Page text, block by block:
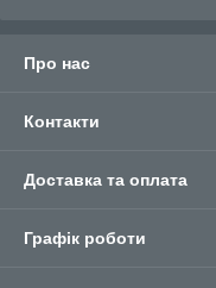
Про нас
Контакти
Доставка та оплата
Графік роботи